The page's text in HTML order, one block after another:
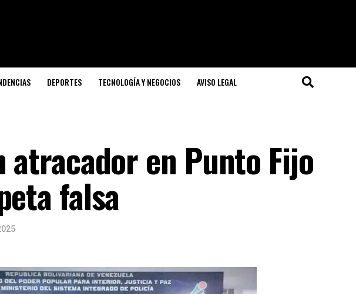
DEPORTES TECNOLOGÍA Y NEGOCIOS AVISO LEGAL
atracador en Punto Fijo
falsa